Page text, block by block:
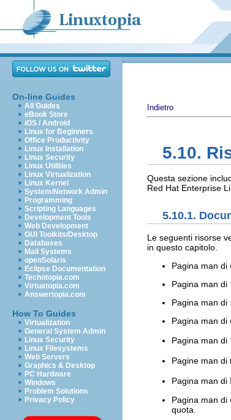
On-line Guides
All Guides
eBook Store
iOS / Android
Linux for Beginners
Office Productivity
Linux Installation
Linux Security
Linux Utilities
Linux Virtualization
Linux Kernel
System/Network Admin
Programming
Scripting Languages
Development Tools
Web Development
GUI Toolkits/Desktop
Databases
Mail Systems
openSolaris
Eclipse Documentation
Techotopia.com
Virtuatopia.com
Answertopia.com
How To Guides
Virtualization
General System Admin
Linux Security
Linux Filesystems
Web Servers
Graphics & Desktop
PC Hardware
Windows
Problem Solutions
Privacy Policy
Indietro
5.10.
Questa sezione
Red Hat Enterprise
5.10.1.
Le seguenti risorse
in questo capitolo.
Pagina man di
Pagina man di
Pagina man di
Pagina man di
Pagina man di
Pagine man di
Pagina man di
Pagina man di
quota.